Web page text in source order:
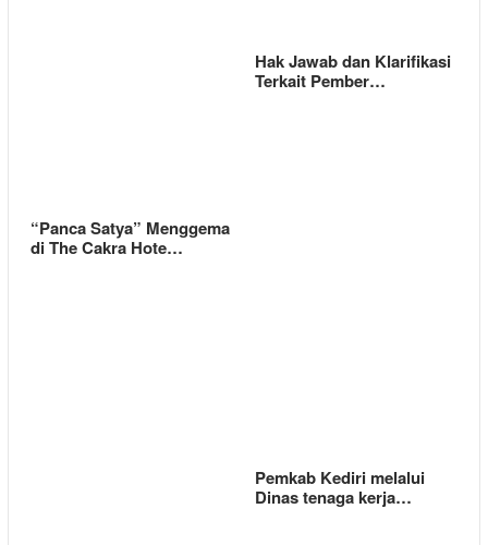
Hak Jawab dan Klarifikasi
Terkait Pember…
“Panca Satya” Menggema
di The Cakra Hote…
Pemkab Kediri melalui
Dinas tenaga kerja…